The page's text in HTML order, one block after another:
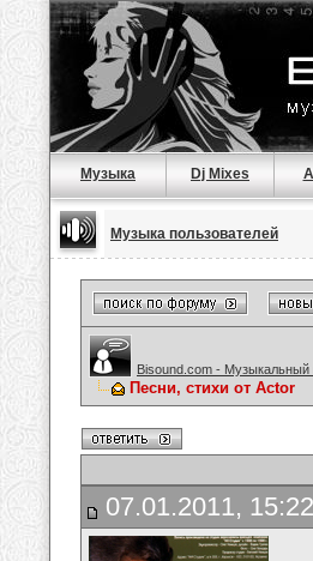
Музыка Dj Mixes
Музыка пользователей
Bisound.com - Музыкальный
Песни, стихи от Actor
07.01.2011, 15:22